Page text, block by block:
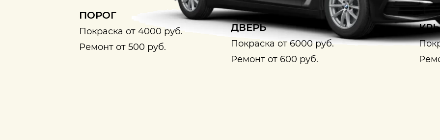
ПОРОГ
Покраска от 4000 руб.
Ремонт от 500 руб.
ДВЕРЬ
Покраска от 6000 руб.
Ремонт от 600 руб.